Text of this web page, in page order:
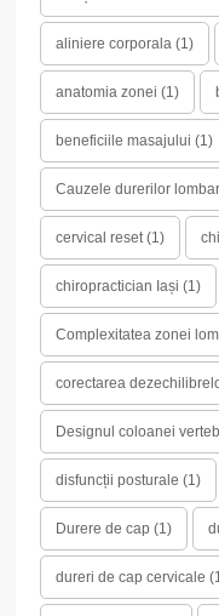
aliniere corporala (1)
anatomia zonei (1)
beneficiile masajului (1)
Cauzele durerilor
cervical reset(1)
chiropractician Iași (1)
Complexitatea zonei
corectarea
Designul coloanei
disfuncții posturale (1)
Durere de cap (1)
dureri de cap cervicale